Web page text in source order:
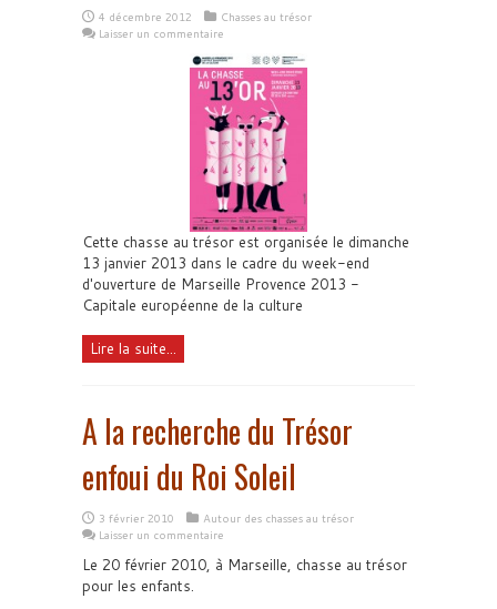
4 décembre 2012
Chasses au trésor
Laisser un commentaire
Cette chasse au trésor est organisée le dimanche
13 janvier 2013 dans le cadre du week-end
d'ouverture de Marseille Provence 2013 -
Capitale européenne de la culture
Lire la suite...
A la recherche du Trésor
enfoui du Roi Soleil
3 février 2010
Autour des chasses au trésor
Laisser un commentaire
Le 20 février 2010, à Marseille, chasse au trésor
pour les enfants.